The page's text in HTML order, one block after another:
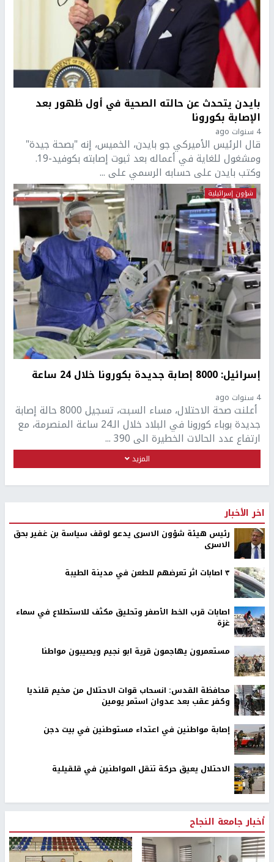
بايدن يتحدث عن حالته الصحية في أول ظهور بعد
الإصابة بكورونا
4 سنوات ago
قال الرئيس الأميركي جو بايدن، الخميس، إنه "بصحة جيدة"
ومشغول للغاية في أعماله بعد ثبوت إصابته بكوفيد-19.
وكتب بايدن على حسابه الرسمي على ...
شؤون إسرائيلية
إسرائيل: 8000 إصابة جديدة بكورونا خلال 24 ساعة
4 سنوات ago
أعلنت صحة الاحتلال، مساء السبت، تسجيل 8000 حالة إصابة
جديدة بوباء كورونا في البلاد خلال الـ24 ساعة المنصرمة، مع
ارتفاع عدد الحالات الخطيرة الى 390 ...
المزيد
اخر الأخبار
رئيس هيئة شؤون الاسرى يدعو لوقف سياسة بن غفير بحق
الاسرى
٣ اصابات اثر تعرضهم للطعن في مدينة الطيبة
اصابات قرب الخط الأصفر وتحليق مكثف للاستطلاع في سماء
غزة
مستعمرون يهاجمون قرية ابو نجيم ويصيبون مواطنا
محافظة القدس: انسحاب قوات الاحتلال من مخيم قلنديا
وكفر عقب بعد عدوان استمر يومين
إصابة مواطنين في اعتداء مستوطنين في بيت دجن
الاحتلال يعيق حركة تنقل المواطنين في قلقيلية
أخبار جامعة النجاح